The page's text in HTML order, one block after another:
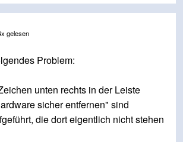
gelesen
Problem:
unten rechts in der Leiste
sicher entfernen" sind
die dort eigentlich nicht stehen